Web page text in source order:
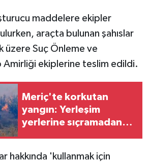
maddelere ekipler
araçta bulunan şahıslar
üzere Suç Önleme ve
Amirliği ekiplerine teslim edildi.
Meriç'te korkutan
yangın: Yerleşim
yerlerine sıçramadan
hakkında 'kullanmak için